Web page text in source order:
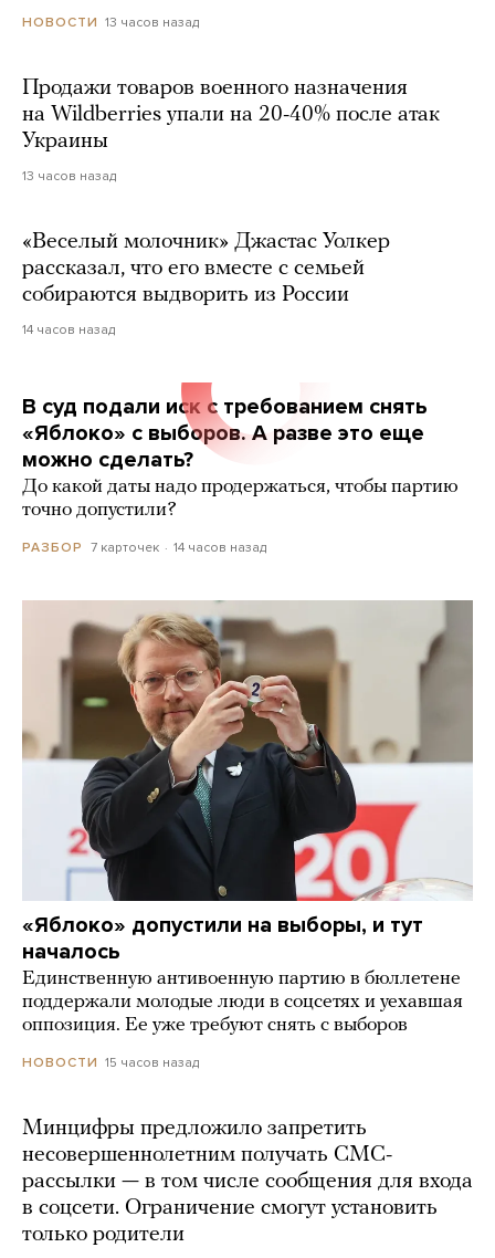
НОВОСТИ 13 часов назад
Продажи товаров военного назначения
на Wildberries упали на 20-40% после атак
Украины
13 часов назад
«Веселый молочник» Джастас Уолкер
рассказал, что его вместе с семьей
собираются выдворить из России
14 часов назад
В суд подали иск с требованием снять
«Яблоко» с выборов. А разве это еще
можно сделать?
До какой даты надо продержаться, чтобы партию
точно допустили?
РАЗБОР 7 карточек 14 часов назад
«Яблоко» допустили на выборы, и тут
началось
Единственную антивоенную партию в бюллетене
поддержали молодые люди в соцсетях и уехавшая
оппозиция. Ее уже требуют снять с выборов
НОВОСТИ 15 часов назад
Минцифры предложило запретить
несовершеннолетним получать СМС-
рассылки — в том числе сообщения для входа
в соцсети. Ограничение смогут установить
только родители